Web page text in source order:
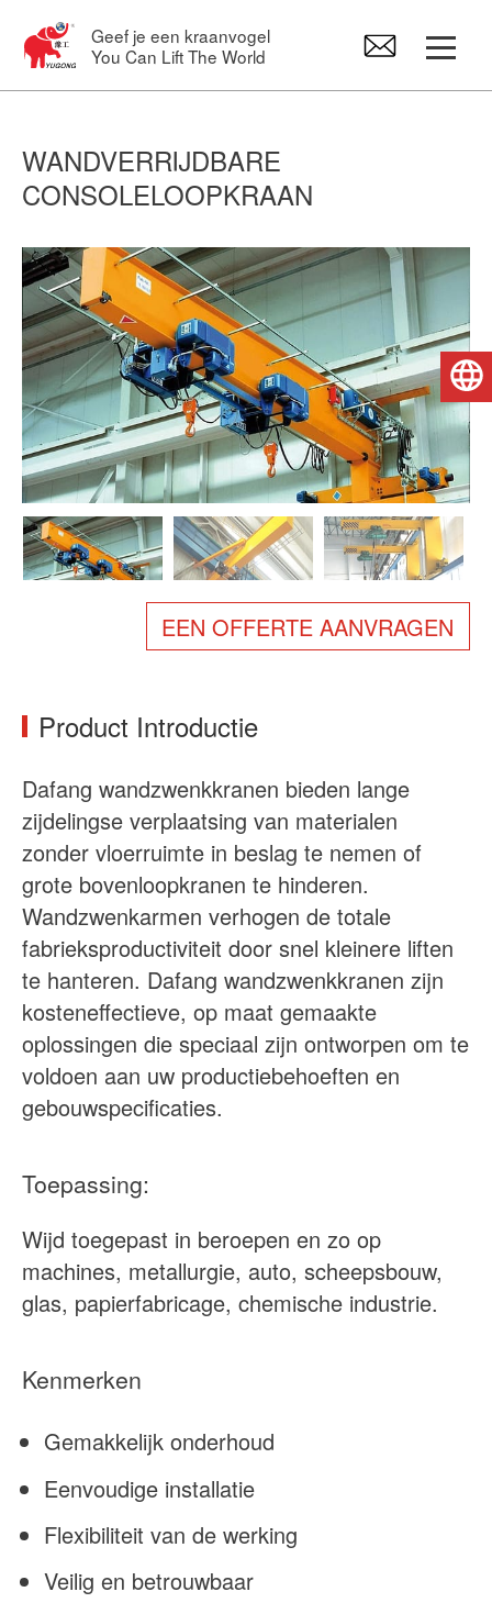
Geef je een kraanvogel
You Can Lift The World
Bovenloopkraan
Zwenkarm kranen
Elektrische Takel
Kraanvervangstukken
Over ons
Nieuws
Zaak
FAQs
Neem contact met ons op
WANDVERRIJDBARE
CONSOLELOOPKRAAN
EEN OFFERTE AANVRAGEN
Product Introductie
Dafang wandzwenkkranen bieden lange
zijdelingse verplaatsing van materialen
zonder vloerruimte in beslag te nemen of
grote bovenloopkranen te hinderen.
Wandzwenkarmen verhogen de totale
fabrieksproductiviteit door snel kleinere liften
te hanteren. Dafang wandzwenkkranen zijn
kosteneffectieve, op maat gemaakte
oplossingen die speciaal zijn ontworpen om te
voldoen aan uw productiebehoeften en
gebouwspecificaties.
Toepassing:
Wijd toegepast in beroepen en zo op
machines, metallurgie, auto, scheepsbouw,
glas, papierfabricage, chemische industrie.
Kenmerken
Gemakkelijk onderhoud
Eenvoudige installatie
Flexibiliteit van de werking
Veilig en betrouwbaar
Nederlands